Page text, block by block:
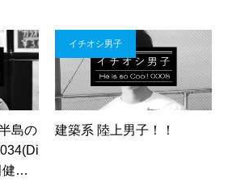
島の
人
イチオシ男子
建築系 陸上男子！！